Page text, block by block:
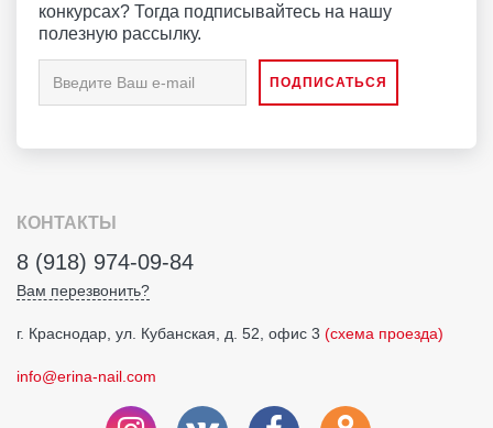
конкурсах? Тогда подписывайтесь на нашу
полезную рассылку.
КОНТАКТЫ
8 (918) 974-09-84
Вам перезвонить?
г. Краснодар, ул. Кубанская, д. 52, офис 3 (схема проезда)
info@erina-nail.com